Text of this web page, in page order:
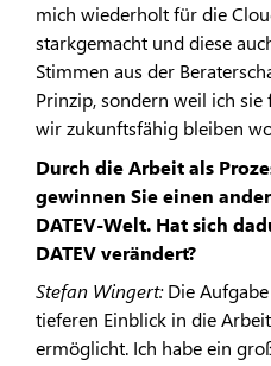
mich wiederholt für die
starkgemacht und diese
Stimmen aus der
Prinzip, sondern weil ich
wir zukunftsfähig bleiben
Durch die Arbeit als
gewinnen Sie einen
DATEV-Welt. Hat sich
DATEV verändert?
Stefan Wingert:Die
tieferen Einblick in die
ermöglicht. Ich habe ein